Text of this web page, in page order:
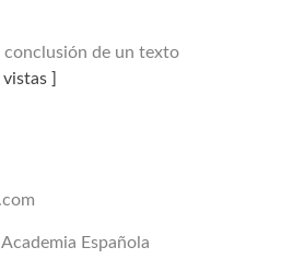
conclusión de un texto
]
Española